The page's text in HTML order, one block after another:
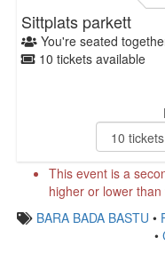
Sittplats parkett
You're seated
10 tickets available
This event is a
higher or lower
BARA BADA BASTU •
•